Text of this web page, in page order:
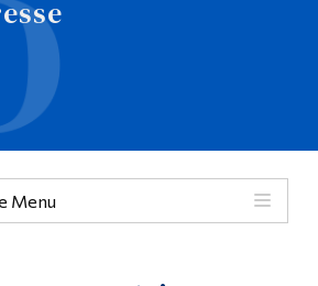
Menu
EN
Omnivox
Liens rapides